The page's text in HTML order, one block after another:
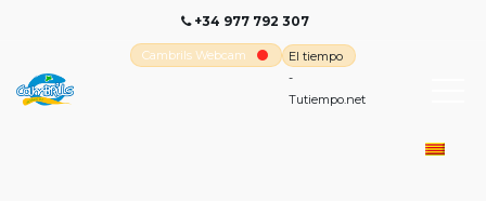
+34 977 792 307
Cambrils Webcam
El tiempo
-
Tutiempo.net